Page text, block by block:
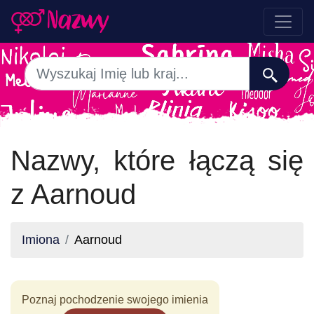
Nazwy, które łączą się
z Aarnoud
Imiona Aarnoud
Poznaj pochodzenie swojego imienia